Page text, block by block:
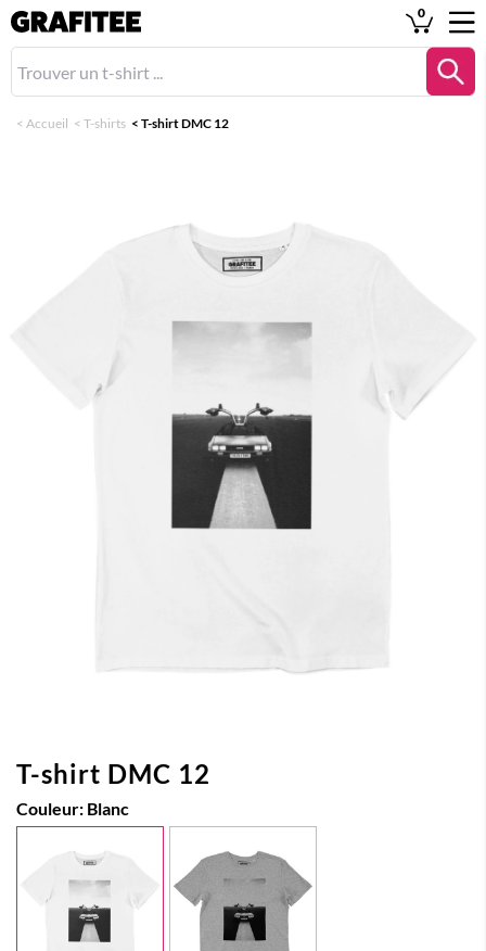
0
< Accueil < T-shirts < T-shirt DMC 12
T-shirt DMC 12
Couleur: Blanc